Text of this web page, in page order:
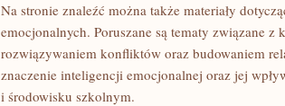
Na stronie znaleźć można także materiały
emocjonalnych. Poruszane są tematy związane z
rozwiązywaniem konfliktów oraz budowaniem
znaczenie inteligencji emocjonalnej oraz jej
i środowisku szkolnym.